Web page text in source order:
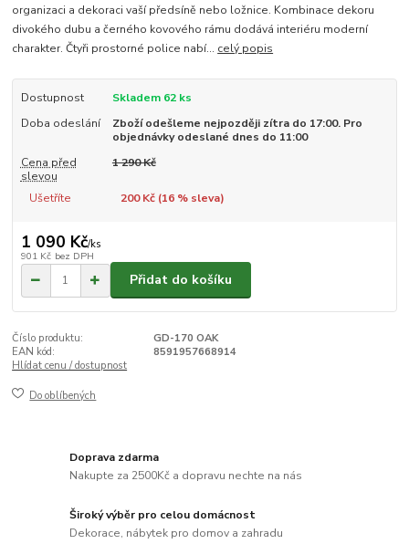
organizaci a dekoraci vaší předsíně nebo ložnice. Kombinace dekoru
divokého dubu a černého kovového rámu dodává interiéru moderní
charakter. Čtyři prostorné police nabí... celý popis
Dostupnost
Skladem 62 ks
Doba odeslání
Zboží odešleme nejpozději zítra do 17:00. Pro
objednávky odeslané dnes do 11:00
Cena před
slevou
1 290 Kč
Ušetříte 200 Kč (16% sleva)
1 090 Kč/ks
901 Kč bez DPH
Přidat do košíku
Číslo produktu:
GD-170 OAK
EAN kód:
8591957668914
Hlídat cenu / dostupnost
Do oblíbených
Doprava zdarma
Nakupte za 2500Kč a dopravu nechte na nás
Široký výběr pro celou domácnost
Dekorace, nábytek pro domov a zahradu